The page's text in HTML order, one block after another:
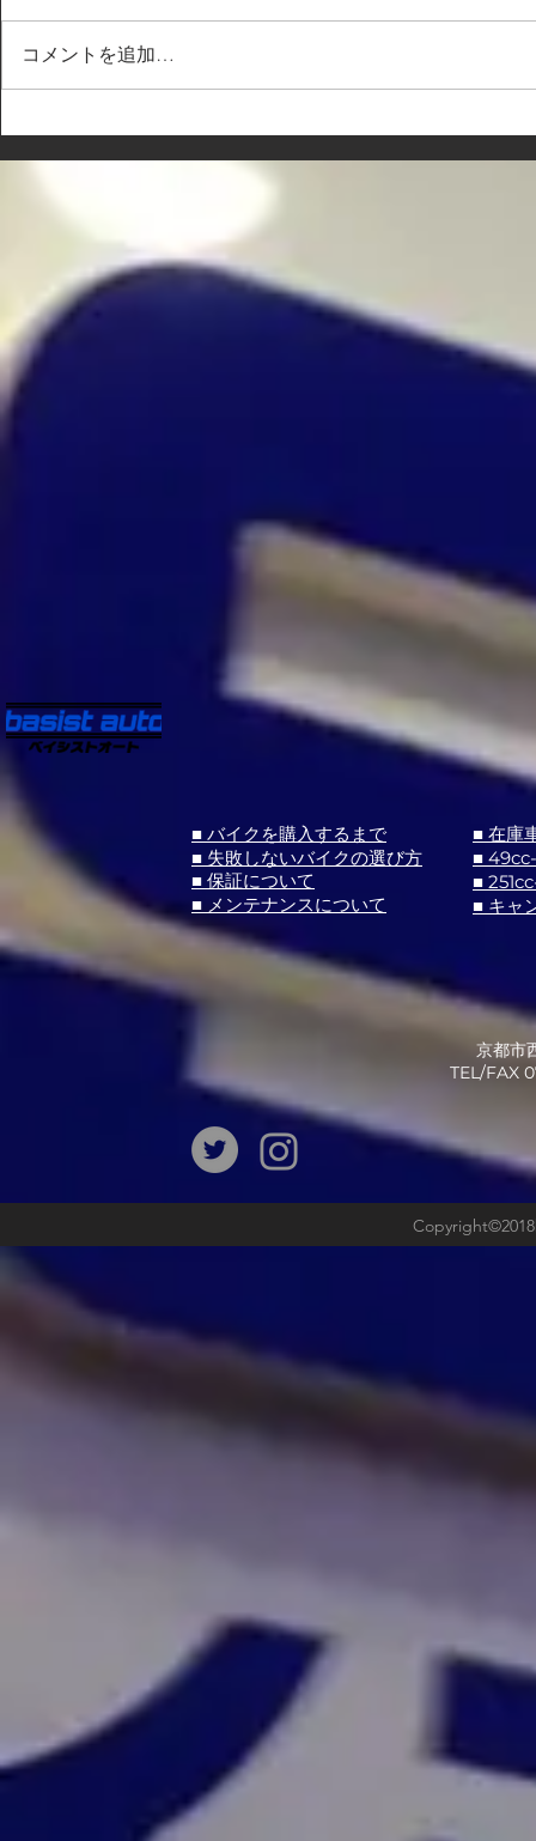
コメントを追加…
■ バイクを購入するまで
■ 失敗しないバイクの選び方
■ 保証について
■ メンテナンスについて
■ 在庫
■
■
■ キャ
京都市
​TEL/FAX